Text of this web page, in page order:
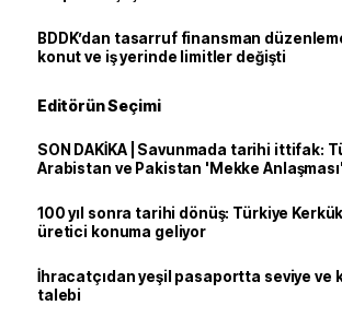
BDDK’dan tasarruf finansman
konut ve iş yerinde limitler değişti
Editörün Seçimi
SON DAKİKA | Savunmada tarihi ittifak:
Arabistan ve Pakistan 'Mekke
100 yıl sonra tarihi dönüş: Türkiye
üretici konuma geliyor
İhracatçıdan yeşil pasaportta seviye ve
talebi